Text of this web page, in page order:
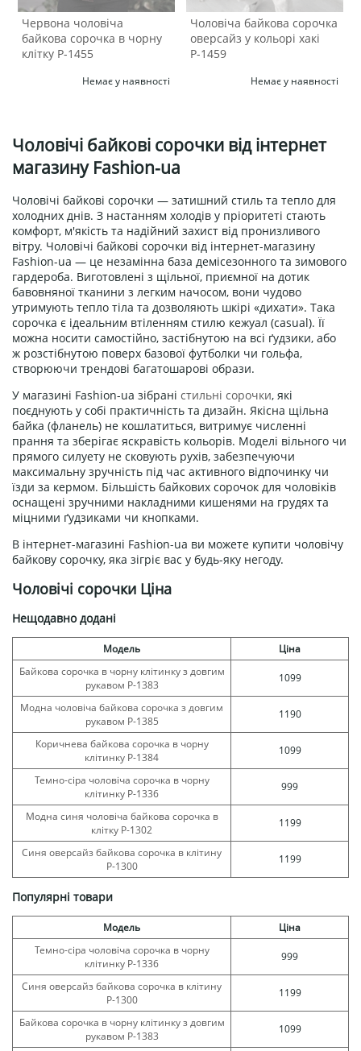
Червона чоловіча
байкова сорочка в чорну
клітку Р-1455
Немає у наявності
Чоловіча байкова сорочка
оверсайз у кольорі хакі
Р-1459
Немає у наявності
Чоловічі байкові сорочки від інтернет
магазину Fashion-ua
Чоловічі байкові сорочки — затишний стиль та тепло для
холодних днів. З настанням холодів у пріоритеті стають
комфорт, м'якість та надійний захист від пронизливого
вітру. Чоловічі байкові сорочки від інтернет-магазину
Fashion-ua — це незамінна база демісезонного та зимового
гардероба. Виготовлені з щільної, приємної на дотик
бавовняної тканини з легким начосом, вони чудово
утримують тепло тіла та дозволяють шкірі «дихати». Така
сорочка є ідеальним втіленням стилю кежуал (casual). Її
можна носити самостійно, застібнутою на всі ґудзики, або
ж розстібнутою поверх базової футболки чи гольфа,
створюючи трендові багатошарові образи.
У магазині Fashion-ua зібрані стильні сорочки, які
поєднують у собі практичність та дизайн. Якісна щільна
байка (фланель) не кошлатиться, витримує численні
прання та зберігає яскравість кольорів. Моделі вільного чи
прямого силуету не сковують рухів, забезпечуючи
максимальну зручність під час активного відпочинку чи
їзди за кермом. Більшість байкових сорочок для чоловіків
оснащені зручними накладними кишенями на грудях та
міцними ґудзиками чи кнопками.
В інтернет-магазині Fashion-ua ви можете купити чоловічу
байкову сорочку, яка зігріє вас у будь-яку негоду.
Чоловічі сорочки Ціна
Нещодавно додані
Модель
Ціна
Байкова сорочка в чорну клітинку з довгим
рукавом Р-1383
1099
Модна чоловіча байкова сорочка з довгим
рукавом Р-1385
1190
Коричнева байкова сорочка в чорну
клітинку Р-1384
1099
Темно-сіра чоловіча сорочка в чорну
клітинку Р-1336
999
Модна синя чоловіча байкова сорочка в
клітку Р-1302
1199
Синя оверсайз байкова сорочка в клітину
Р-1300
1199
Популярні товари
Модель
Ціна
Темно-сіра чоловіча сорочка в чорну
клітинку Р-1336
999
Синя оверсайз байкова сорочка в клітину
Р-1300
1199
Байкова сорочка в чорну клітинку з довгим
рукавом Р-1383
1099